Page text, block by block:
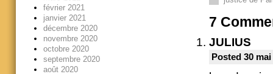
7
JULIUS
Posted 30
février 2021
janvier 2021
décembre 2020
novembre 2020
octobre 2020
septembre 2020
août 2020